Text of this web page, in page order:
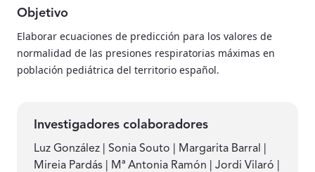
Objetivo
Elaborar ecuaciones de predicción para los valores de
normalidad de las presiones respiratorias máximas en
población pediátrica del territorio español.
Investigadores colaboradores
Luz González | Sonia Souto | Margarita Barral |
Mireia Pardás | Mª Antonia Ramón | Jordi Vilaró |